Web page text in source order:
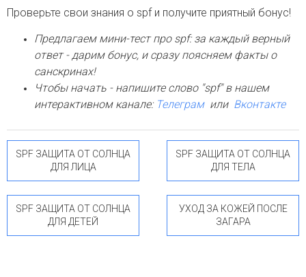
Проверьте свои знания о spf и получите приятный бонус!
Предлагаем мини-тест про spf: за каждый верный
ответ - дарим бонус, и сразу поясняем факты о
санскринах!
Чтобы начать - напишите слово "spf" в нашем
интерактивном канале: Телеграмили Вконтакте
SPF ЗАЩИТА ОТ СОЛНЦА
ДЛЯ ЛИЦА
SPF ЗАЩИТА ОТ СОЛНЦА
ДЛЯ ТЕЛА
SPF ЗАЩИТА ОТ СОЛНЦА
ДЛЯ ДЕТЕЙ
УХОД ЗА КОЖЕЙ ПОСЛЕ
ЗАГАРА